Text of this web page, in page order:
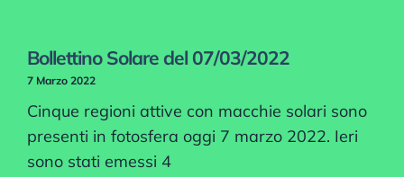
Bollettino Solare del 07/03/2022
7 Marzo 2022
Cinque regioni attive con macchie solari sono
presenti in fotosfera oggi 7 marzo 2022. Ieri
sono stati emessi 4